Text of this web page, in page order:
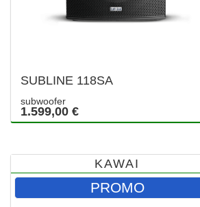
SUBLINE 118SA
subwoofer
1.599,00 €
KAWAI
PROMO